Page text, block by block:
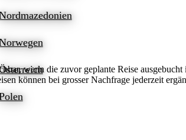
wenn die zuvor geplante Reise
können bei grosser Nachfrage jederzeit